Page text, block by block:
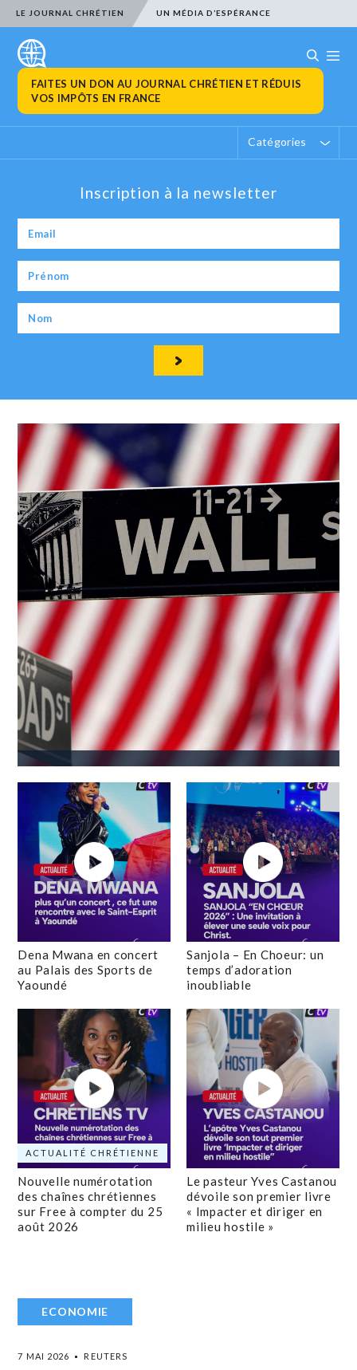
LE JOURNAL CHRÉTIEN UN MÉDIA D’ESPÉRANCE
FAITES UN DON AU JOURNAL CHRÉTIEN ET RÉDUIS
VOS IMPÔTS EN FRANCE
Catégories
Inscription à la newsletter
Dena Mwana en concert
au Palais des Sports de
Yaoundé
Sanjola – En Choeur: un
temps d’adoration
inoubliable
ACTUALITÉ CHRÉTIENNE
Nouvelle numérotation
des chaînes chrétiennes
sur Free à compter du 25
août 2026
Le pasteur Yves Castanou
dévoile son premier livre
« Impacter et diriger en
milieu hostile »
ECONOMIE
7 MAI 2026 REUTERS